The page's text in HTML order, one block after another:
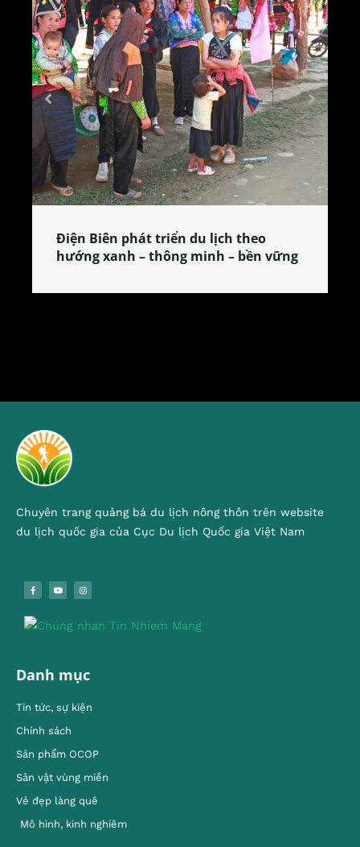
Làng làm bánh tẻ Phú Nhi – nơi lan
tỏa đặc sản xứ Đoài
Chuyên trang quảng bá du lịch nông thôn trên website
du lịch quốc gia của Cục Du lịch Quốc gia Việt Nam
Danh mục
Tin tức, sự kiện
Chính sách
Sản phẩm OCOP
Sản vật vùng miền
Vẻ đẹp làng quê
Mô hình, kinh nghiêm